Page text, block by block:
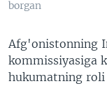
borgan
Afg'onistonning
kommissiyasiga
hukumatning roli